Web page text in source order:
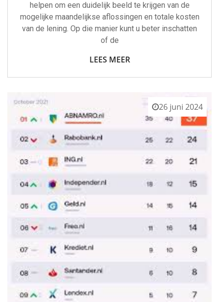
helpen om een duidelijk beeld te krijgen van de
mogelijke maandelijkse aflossingen en totale kosten
van de lening. Op die manier kunt u beter inschatten
of de
LEES MEER
26 juni 2024